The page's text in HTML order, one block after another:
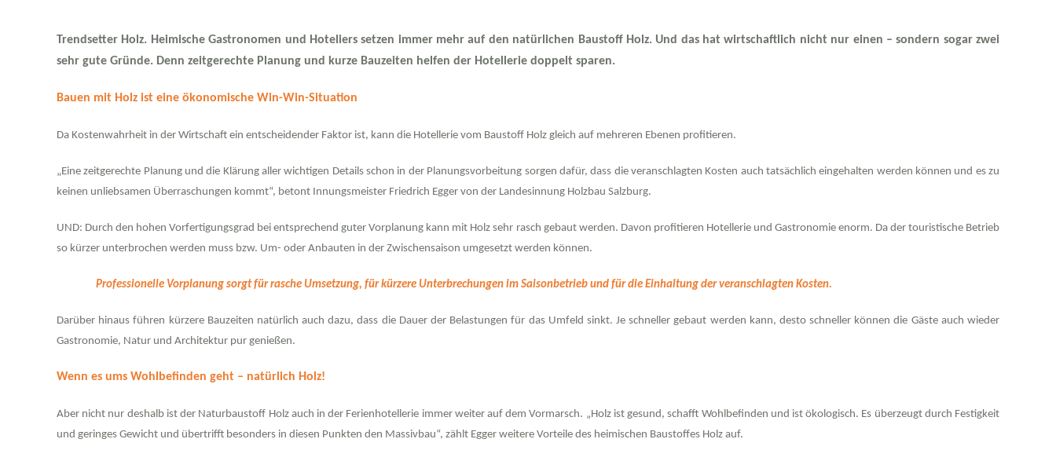
Trendsetter Holz. Heimische Gastronomen und Hoteliers setzen immer mehr auf den natürlichen Baustoff Holz. Und das hat wirtschaftlich nicht nur einen – sondern sogar zwei
sehr gute Gründe. Denn zeitgerechte Planung und kurze Bauzeiten helfen der Hotellerie doppelt sparen.
Bauen mit Holz ist eine ökonomische Win-Win-Situation
Da Kostenwahrheit in der Wirtschaft ein entscheidender Faktor ist, kann die Hotellerie vom Baustoff Holz gleich auf mehreren Ebenen profitieren.
„Eine zeitgerechte Planung und die Klärung aller wichtigen Details schon in der Planungsvorbeitung sorgen dafür, dass die veranschlagten Kosten auch tatsächlich eingehalten werden können und es zu
keinen unliebsamen Überraschungen kommt“, betont Innungsmeister Friedrich Egger von der Landesinnung Holzbau Salzburg.
UND: Durch den hohen Vorfertigungsgrad bei entsprechend guter Vorplanung kann mit Holz sehr rasch gebaut werden. Davon profitieren Hotellerie und Gastronomie enorm. Da der touristische Betrieb
so kürzer unterbrochen werden muss bzw. Um- oder Anbauten in der Zwischensaison umgesetzt werden können.
Professionelle Vorplanung sorgt für rasche Umsetzung, für kürzere Unterbrechungen im Saisonbetrieb und für die Einhaltung der veranschlagten Kosten.
Darüber hinaus führen kürzere Bauzeiten natürlich auch dazu, dass die Dauer der Belastungen für das Umfeld sinkt. Je schneller gebaut werden kann, desto schneller können die Gäste auch wieder
Gastronomie, Natur und Architektur pur genießen.
Wenn es ums Wohlbefinden geht – natürlich Holz!
Aber nicht nur deshalb ist der Naturbaustoff Holz auch in der Ferienhotellerie immer weiter auf dem Vormarsch. „Holz ist gesund, schafft Wohlbefinden und ist ökologisch. Es überzeugt durch Festigkeit
und geringes Gewicht und übertrifft besonders in diesen Punkten den Massivbau“, zählt Egger weitere Vorteile des heimischen Baustoffes Holz auf.